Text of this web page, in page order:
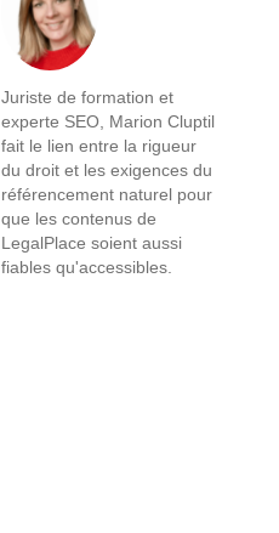
Juriste de formation et
experte SEO, Marion Cluptil
fait le lien entre la rigueur
du droit et les exigences du
référencement naturel pour
que les contenus de
LegalPlace soient aussi
fiables qu'accessibles.